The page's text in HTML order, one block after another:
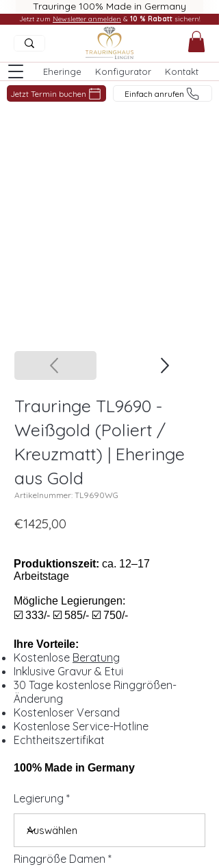
Trauringe 100% Made in Germany
Eheringe Konfigurator Kontakt
Jetzt Termin buchen Einfach anrufen
Jetzt zum Newsletter anmelden & 10 % Rabatt sichern!
Trauringe TL9690 -
Weißgold (Poliert /
Kreuzmatt) | Eheringe
aus Gold
Artikelnummer: TL9690WG
€1425,00
Produktionszeit: ca. 12–17
Arbeitstage
Mögliche Legierungen:
☑️ 333/- ☑️ 585/- ☑️ 750/-
Ihre Vorteile:
Kostenlose Beratung
Inklusive Gravur & Etui
30 Tage kostenlose Ringgrößen-
Änderung
Kostenloser Versand
Kostenlose Service-Hotline
Echtheitszertifikat
100% Made in Germany
Legierung
Ringgröße Damen